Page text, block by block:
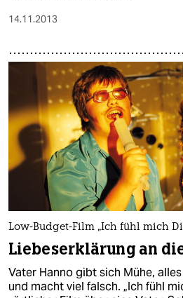
14.11.2013
Low-Budget-Film „Ich fühl mich
Liebeserklärung an
Vater Hanno gibt sich Mühe,
und macht viel falsch. „Ich fühl